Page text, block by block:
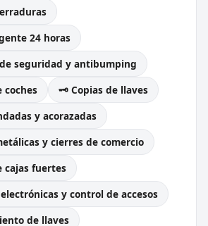
24 horas
seguridad y antibumping
coches
🗝️ Copias de llaves
y acorazadas
y cierres de comercio
cajas fuertes
y control de accesos
de llaves